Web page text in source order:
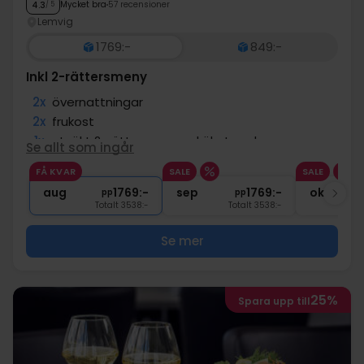
4.3/ 5 Mycket bra 57 recensioner
Lemvig
1769:-
849:-
Inkl 2-rättersmeny
2x övernattningar
2x frukost
1x utsökt 2-rättersmeny - kökets val
1x Välkomstdrink m. snacks
∞ Gratis parkering och internet
Se allt som ingår
FÅ KVAR
aug pp1769:-
Totalt 3538:-
SALE
sep pp1769:-
Totalt 3538:-
SALE
okt
Se mer
Spara upp till25%